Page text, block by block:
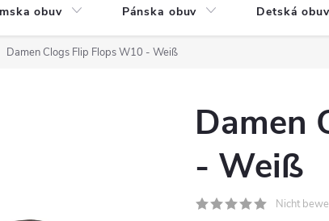
obuv Pánska obuv Detská obuv
Damen Clogs Flip Flops W10 - Weiß
Damen
- Weiß
Nicht